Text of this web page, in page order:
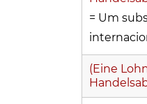
= Um
(Eine